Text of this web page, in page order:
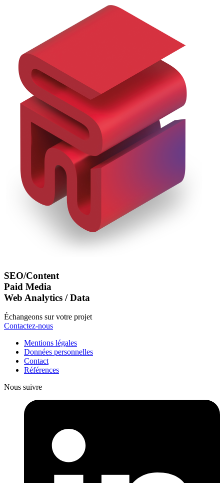
SEO/Content
Paid Media
Web Analytics / Data
Échangeons sur votre projet
Contactez-nous
Mentions légales
Données personnelles
Contact
Références
Nous suivre